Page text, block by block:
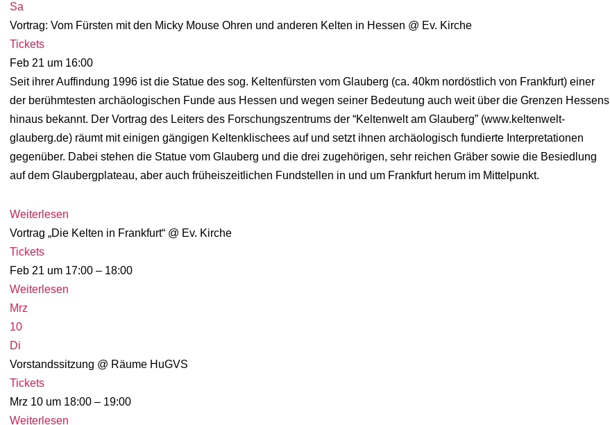
Sa
Vortrag: Vom Fürsten mit den Micky Mouse Ohren und anderen Kelten in Hessen @ Ev. Kirche
Tickets
Feb 21 um 16:00
Seit ihrer Auffindung 1996 ist die Statue des sog. Keltenfürsten vom Glauberg (ca. 40km nordöstlich von Frankfurt) einer
der berühmtesten archäologischen Funde aus Hessen und wegen seiner Bedeutung auch weit über die Grenzen Hessens
hinaus bekannt. Der Vortrag des Leiters des Forschungszentrums der “Keltenwelt am Glauberg” (www.keltenwelt-
glauberg.de) räumt mit einigen gängigen Keltenklischees auf und setzt ihnen archäologisch fundierte Interpretationen
gegenüber. Dabei stehen die Statue vom Glauberg und die drei zugehörigen, sehr reichen Gräber sowie die Besiedlung
auf dem Glaubergplateau, aber auch früheiszeitlichen Fundstellen in und um Frankfurt herum im Mittelpunkt.
Weiterlesen
Vortrag „Die Kelten in Frankfurt“ @ Ev. Kirche
Tickets
Feb 21 um 17:00 – 18:00
Weiterlesen
Mrz
10
Di
Vorstandssitzung @ Räume HuGVS
Tickets
Mrz 10 um 18:00 – 19:00
Weiterlesen